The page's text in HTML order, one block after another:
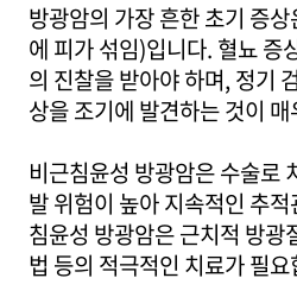
방광암의 가장 흔한 초기 증
에 피가 섞임)입니다. 혈뇨 증
의 진찰을 받아야 하며, 정기
상을 조기에 발견하는 것이
비근침윤성 방광암은 수술로
발 위험이 높아 지속적인 추
침윤성 방광암은 근치적 방광
법 등의 적극적인 치료가 필